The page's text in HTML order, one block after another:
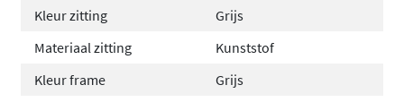
Kleur zitting
Grijs
Materiaal zitting
Kunststof
Kleur frame
Grijs